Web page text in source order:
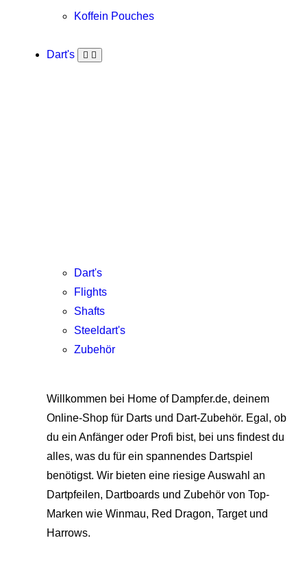
Koffein Pouches
Dart's
Dart's
Flights
Shafts
Steeldart's
Zubehör
Willkommen bei Home of Dampfer.de, deinem
Online-Shop für Darts und Dart-Zubehör. Egal, ob
du ein Anfänger oder Profi bist, bei uns findest du
alles, was du für ein spannendes Dartspiel
benötigst. Wir bieten eine riesige Auswahl an
Dartpfeilen, Dartboards und Zubehör von Top-
Marken wie Winmau, Red Dragon, Target und
Harrows.